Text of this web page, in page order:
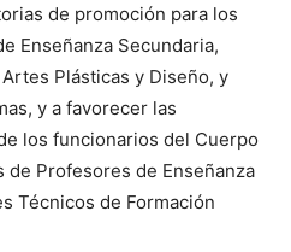
de promoción para los
Enseñanza Secundaria,
Plásticas y Diseño, y
y a favorecer las
los funcionarios del Cuerpo
de Profesores de Enseñanza
Técnicos de Formación